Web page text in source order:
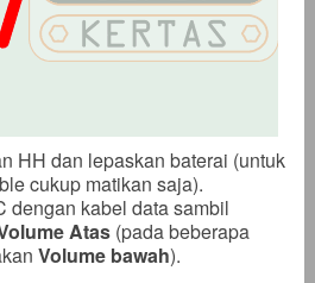
HH dan lepaskan baterai (untuk
cukup matikan saja).
dengan kabel data sambil
Atas(pada beberapa
Volume bawah).